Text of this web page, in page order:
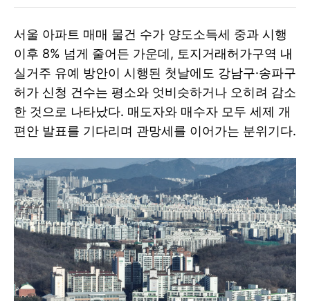
서울 아파트 매매 물건 수가 양도소득세 중과 시행
이후 8% 넘게 줄어든 가운데, 토지거래허가구역 내
실거주 유예 방안이 시행된 첫날에도 강남구·송파구
허가 신청 건수는 평소와 엇비슷하거나 오히려 감소
한 것으로 나타났다. 매도자와 매수자 모두 세제 개
편안 발표를 기다리며 관망세를 이어가는 분위기다.